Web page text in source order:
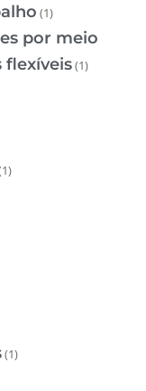
(1)
por meio
flexíveis(1)
(1)